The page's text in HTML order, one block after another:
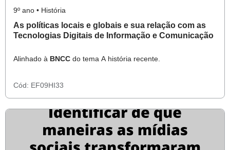
9º ano • História
As políticas locais e globais e sua relação com as
Tecnologias Digitais de Informação e Comunicação
Alinhado à BNCC do tema A história recente.
Cód: EF09HI33